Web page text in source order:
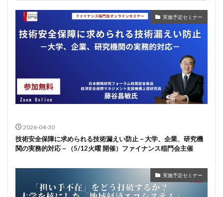
実施予定セミナー
2026-04-30
技術安全保障に求められる技術漏えい防止－大学、企業、研究機
関の実務的対応－（5/12火曜 開催）ファイナンス稲門会主催
実施予定セミナー